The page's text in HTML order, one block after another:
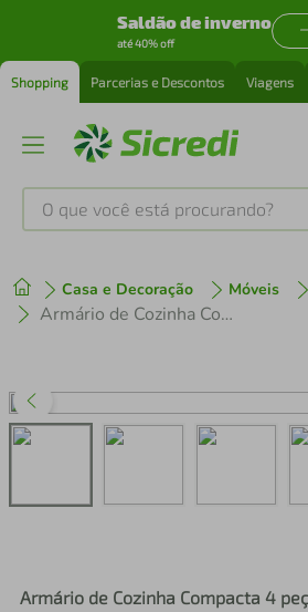
Saldão de inverno
até 40% off
Shopping Parcerias e Descontos Viagens
O que você está procurando?
Casa e Decoração Móveis
Armário de Cozinha Compacta 4 peças MP3692.895 Veneza Preto
Armário de Cozinha Compacta 4
1º tenis
perfume